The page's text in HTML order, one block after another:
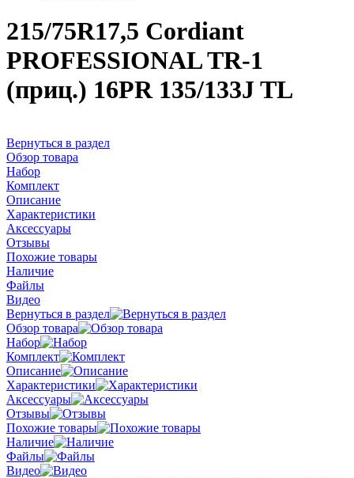
215/75R17,5 Cordiant
PROFESSIONAL TR-1
(приц.) 16PR 135/133J TL
Вернуться в раздел
Обзор товара
Набор
Комплект
Описание
Характеристики
Аксессуары
Отзывы
Похожие товары
Наличие
Файлы
Видео
Вернуться в раздел
Обзор товара
Набор
Комплект
Описание
Характеристики
Аксессуары
Отзывы
Похожие товары
Наличие
Файлы
Видео